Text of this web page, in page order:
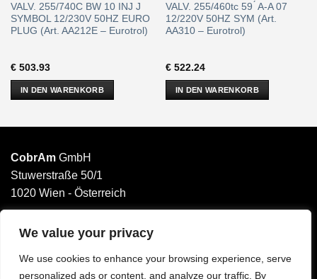
We value your privacy
We use cookies to enhance your browsing experience, serve
personalized ads or content, and analyze our traffic. By
VALV. 255/740C BW 10 INJ J
SYMBOL 12/230V 50HZ EURO
PLUG (Art. AA212E – Eurotrol)
€503.93
IN DEN WARENKORB
VALV. 255/460tc 59 ́ A-A 07
12/220V 50HZ SYM (Art.
AA310 – Eurotrol)
€522.24
IN DEN WARENKORB
CobrAm GmbH
Stuwerstraße 50/1
1020 Wien - Österreich
______________________
Email: office@cobram.gmbh
Impressum